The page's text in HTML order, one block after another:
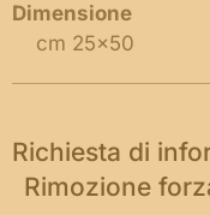
Dimensione
cm 25×50
Richiesta di
Rimozione